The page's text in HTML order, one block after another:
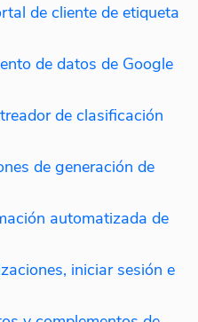
de cliente de etiqueta
de datos de Google
de clasificación
de generación de
automatizada de
iniciar sesión e